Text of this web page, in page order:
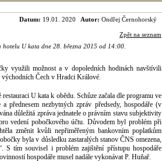
Autor: Ondřej Černohorský
Datum: 19.01. 2020
Zpět na seznam
hotelu U kata dne 28. března 2015 od 14:00.
využili možnost a v dopoledních hodinách navštívili
Čech v Hradci Králové.
U kata k obědu. Schůze začala dle programu ve
přednesem nezbytných zpráv předsedy, hospodáře (v
důležitá zpráva jednatele o právním stavu subjektivity
vedení pobočkového účtu. Důvodem byl problém při
změnit kvůli nepřiměřeným bankovním poplatkům
byla v důsledku zastaralých stanov ČNS omezena,
S tím souvisel i problém zajištění přístupu hospodáře
hospodáře musel nadále vykonávat P. Huňař.